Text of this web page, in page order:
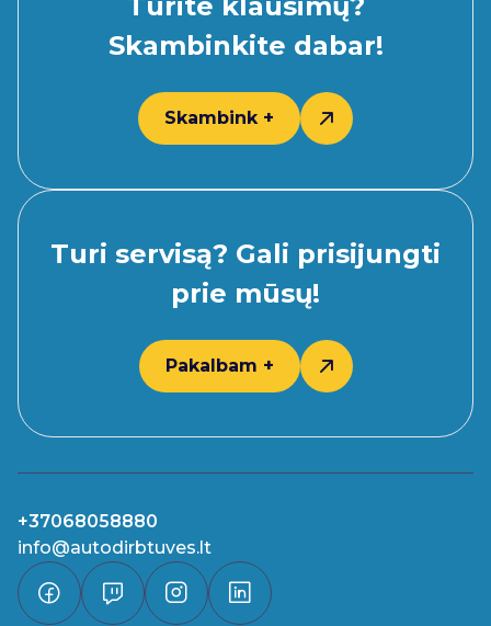
Skambinkite dabar!
Skambink +
Turi servisą? Gali prisijungti
prie mūsų!
Pakalbam +
+37068058880
info@autodirbtuves.lt